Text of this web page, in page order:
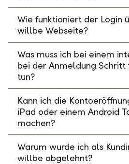
Wie funktioniert der Login
willbe Webseite?
Was muss ich bei einem
bei der Anmeldung Schritt
tun?
Kann ich die
iPad oder einem Android
machen?
Warum wurde ich als
willbe abgelehnt?